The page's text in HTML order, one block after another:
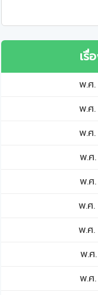
เรื่
พ.ศ
พ.ศ
พ.ศ
พ.ศ
พ.ศ
พ.ศ
พ.ศ
พ.ศ
พ.ศ